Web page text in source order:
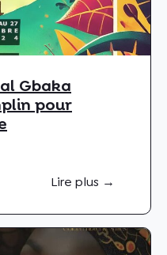
Gbaka
pour
Lire plus →